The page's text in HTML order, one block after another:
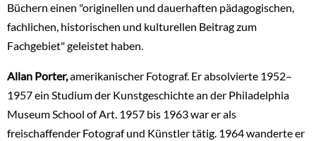
Büchern einen "originellen und dauerhaften pädagogischen,
fachlichen, historischen und kulturellen Beitrag zum
Fachgebiet" geleistet haben.
Allan Porter,amerikanischer Fotograf. Er absolvierte 1952–
1957 ein Studium der Kunstgeschichte an der Philadelphia
Museum School of Art. 1957 bis 1963 war er als
freischaffender Fotograf und Künstler tätig. 1964 wanderte er